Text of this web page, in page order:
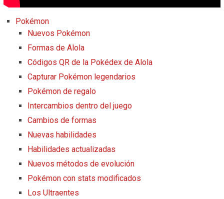
Pokémon
Nuevos Pokémon
Formas de Alola
Códigos QR de la Pokédex de Alola
Capturar Pokémon legendarios
Pokémon de regalo
Intercambios dentro del juego
Cambios de formas
Nuevas habilidades
Habilidades actualizadas
Nuevos métodos de evolución
Pokémon con stats modificados
Los Ultraentes